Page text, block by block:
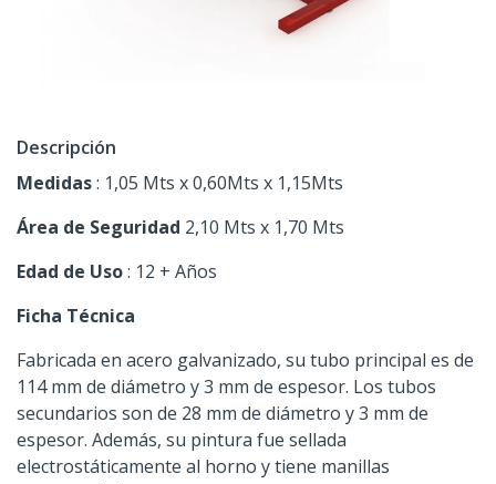
Descripción
Medidas: 1,05 Mts x 0,60Mts x 1,15Mts
Área de Seguridad 2,10 Mts x 1,70 Mts
Edad de Uso: 12 + Años
Ficha Técnica
Fabricada en acero galvanizado, su tubo principal es de
114 mm de diámetro y 3 mm de espesor. Los tubos
secundarios son de 28 mm de diámetro y 3 mm de
espesor. Además, su pintura fue sellada
electrostáticamente al horno y tiene manillas